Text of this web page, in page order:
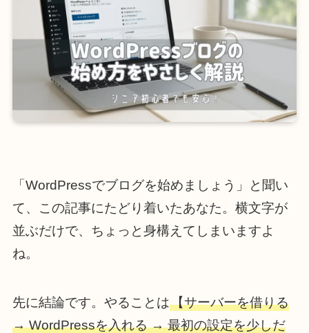
「WordPressでブログを始めましょう」と聞い
て、この記事にたどり着いたあなた。横文字が
並ぶだけで、ちょっと身構えてしまいますよ
ね。
先に結論です。やることは【サーバーを借りる
→ WordPressを入れる → 最初の設定を少しだ